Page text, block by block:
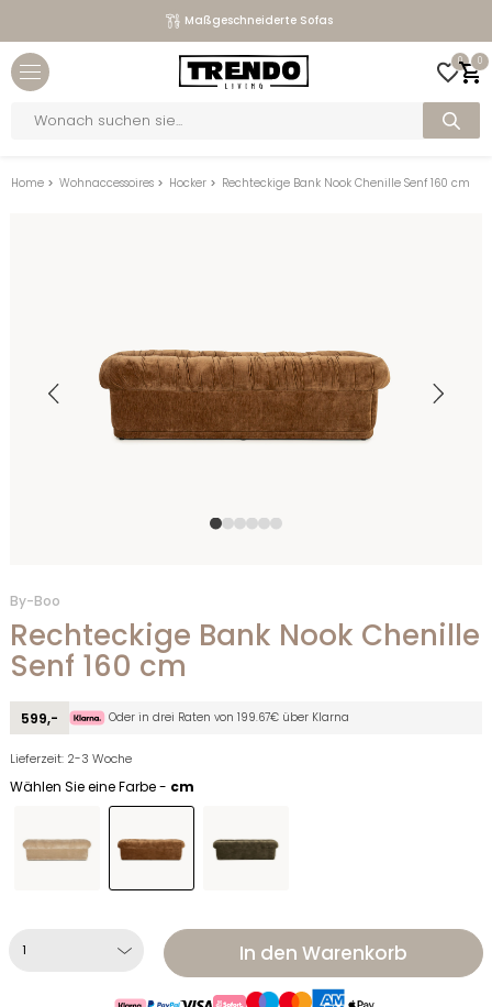
Maßgeschneiderte Sofas
0 0
search
Home > Wohnaccessoires > Hocker > Rechteckige Bank Nook Chenille Senf 160 cm
By-Boo
Rechteckige Bank Nook Chenille
Senf 160 cm
599,- Oder in drei Raten von 199.67€ über Klarna
Lieferzeit: 2-3 Woche
Wählen Sie eine Farbe - cm
In den Warenkorb